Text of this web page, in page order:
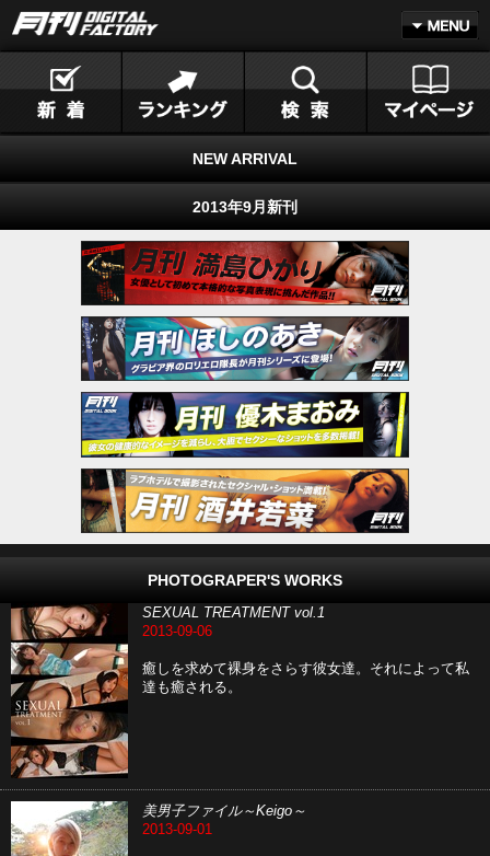
NEW ARRIVAL
2013年9月新刊
PHOTOGRAPER'S WORKS
SEXUAL TREATMENT vol.1
2013-09-06
癒しを求めて裸身をさらす彼女達。それによって私
達も癒される。
美男子ファイル～Keigo～
2013-09-01